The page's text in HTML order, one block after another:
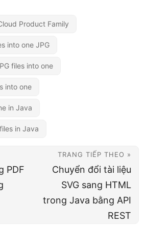
Product Family
into one JPG
files into one
into one
in Java
in Java
PDF
TRANG TIẾP THEO »
Chuyển đổi tài liệu
SVG sang HTML
trong Java bằng API
REST